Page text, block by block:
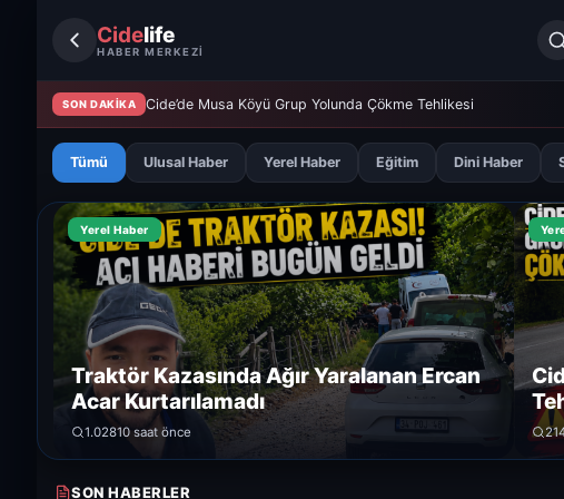
Cidelife
HABER MERKEZİ
SON DAKİKA Cide’de Musa Köyü Grup Yolunda Çökme Tehlikesi
Tümü Ulusal Haber Yerel Haber Eğitim Dini Haber
Yerel Haber
Traktör Kazasında Ağır Yaralanan Ercan
Acar Kurtarılamadı
1.02810 saat önce
SON HABERLER